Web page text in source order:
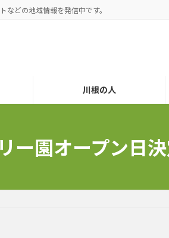
どの地域情報を発信中です。
川根の人
園オープン日決